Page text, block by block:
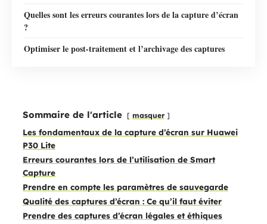
Quelles sont les erreurs courantes lors de la capture d’écran
?
Optimiser le post‑traitement et l’archivage des captures
Sommaire de l'article masquer
Les fondamentaux de la capture d’écran sur Huawei
P30 Lite
Erreurs courantes lors de l’utilisation de Smart
Capture
Prendre en compte les paramètres de sauvegarde
Qualité des captures d’écran : Ce qu’il faut éviter
Prendre des captures d’écran légales et éthiques